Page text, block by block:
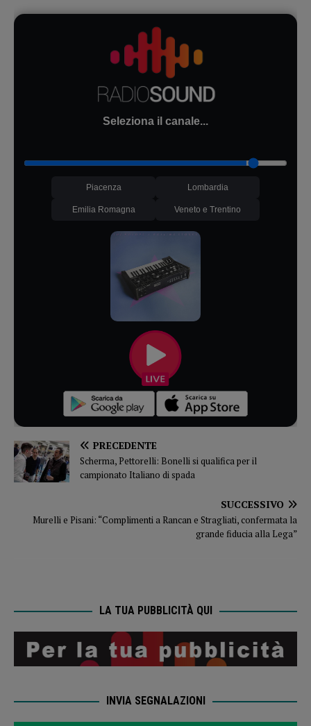
Seleziona il canale...
Piacenza Lombardia
Emilia Romagna Veneto e Trentino
PRECEDENTE
Scherma, Pettorelli: Bonelli si qualifica per il
campionato Italiano di spada
SUCCESSIVO
Murelli e Pisani: “Complimenti a Rancan e Stragliati, confermata la
grande fiducia alla Lega”
LA TUA PUBBLICITÀ QUI
INVIA SEGNALAZIONI